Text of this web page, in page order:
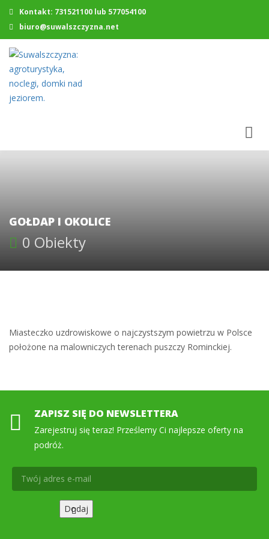
Kontakt: 731521100 lub 577054100
biuro@suwalszczyzna.net
GOŁDAP I OKOLICE
0 Obiekty
Miasteczko uzdrowiskowe o najczystszym powietrzu w Polsce
położone na malowniczych terenach puszczy Rominckiej.
ZAPISZ SIĘ DO NEWSLETTERA
Zarejestruj się teraz! Prześlemy Ci najlepsze oferty na
podróż.